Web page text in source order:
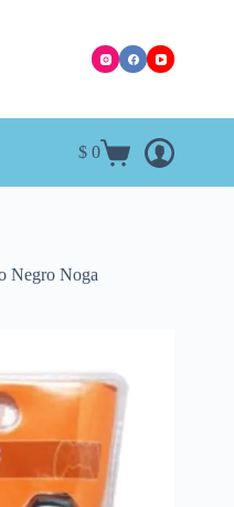
Carro
$ 0
Negro Noga